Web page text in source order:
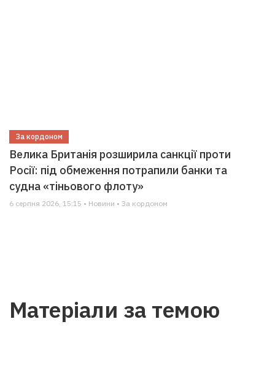
За кордоном
Велика Британія розширила санкції проти
Росії: під обмеження потрапили банки та
судна «тіньового флоту»
6 серпня 2026, 15:15 • Новини • За кордоном
Матеріали за темою